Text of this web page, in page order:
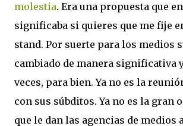
molestia. Era una propuesta que
significaba si quieres que me fije
stand. Por suerte para los medios
cambiado de manera significativa
veces, para bien. Ya no es la
con sus súbditos. Ya no es la gran
que le dan las agencias de medios